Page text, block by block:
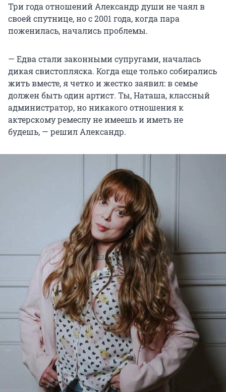
Три года отношений Александр души не чаял в
своей спутнице, но с 2001 года, когда пара
поженилась, начались проблемы.
— Едва стали законными супругами, началась
дикая свистопляска. Когда еще только собирались
жить вместе, я четко и жестко заявил: в семье
должен быть один артист. Ты, Наташа, классный
администратор, но никакого отношения к
актерскому ремеслу не имеешь и иметь не
будешь, — решил Александр.